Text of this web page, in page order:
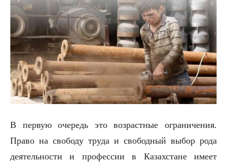
В первую очередь это возрастные ограничения.
Право на свободу труда и свободный выбор рода
деятельности и профессии в Казахстане имеет